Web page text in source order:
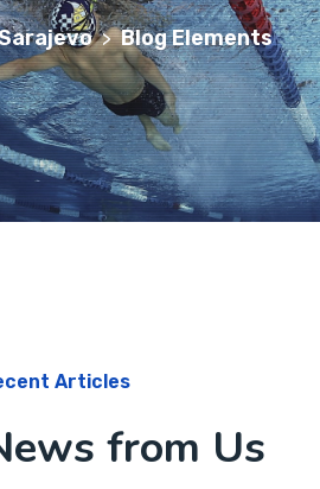
> Blog Elements
Articles
from Us